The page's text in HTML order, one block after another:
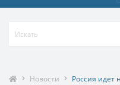
Новости Россия идет